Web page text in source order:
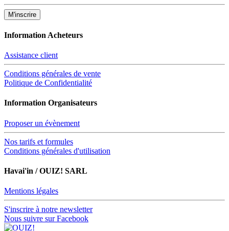
Information Acheteurs
Assistance client
Conditions générales de vente
Politique de Confidentialité
Information Organisateurs
Proposer un évènement
Nos tarifs et formules
Conditions générales d'utilisation
Havai'in / OUIZ! SARL
Mentions légales
S'inscrire à notre newsletter
Nous suivre sur Facebook